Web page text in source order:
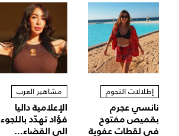
إطلالات النجوم
نانسي عجرم
بقميص مفتوح
في لقطات عفوية
مشاهير العرب
الإعلامية داليا
فؤاد تهدّد باللجوء
الى القضاء...